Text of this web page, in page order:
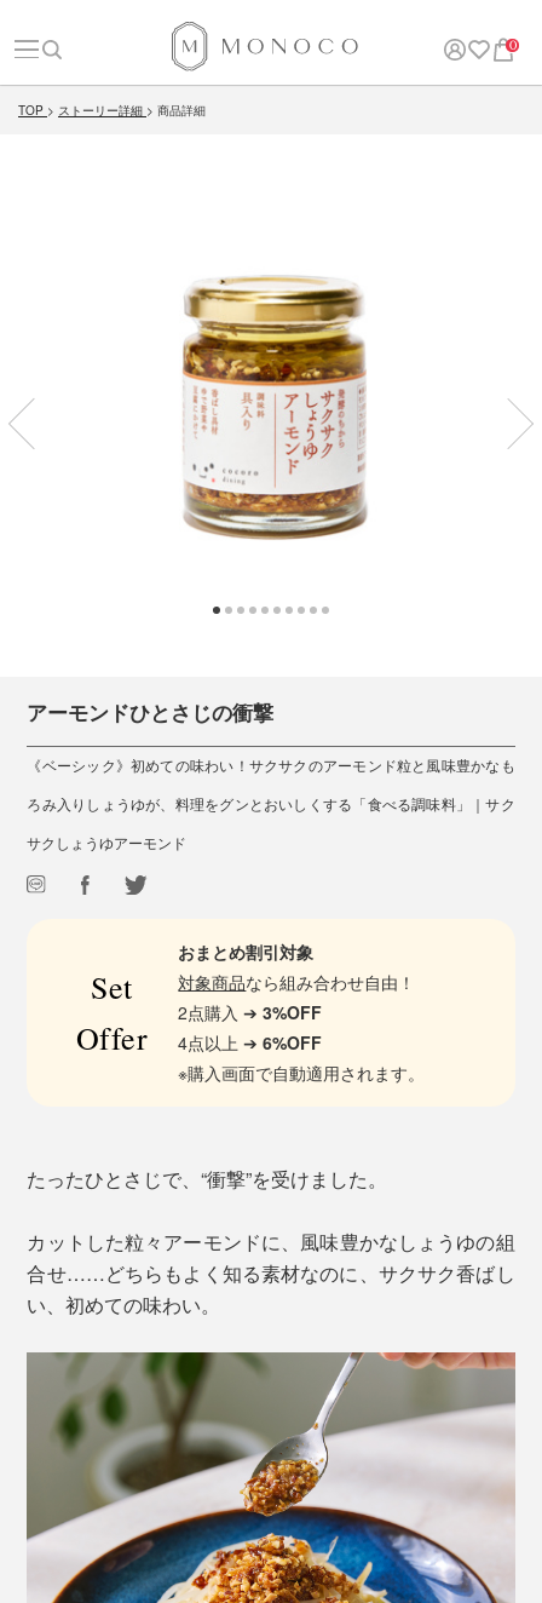
0
TOP ストーリー詳細 商品詳細
アーモンドひとさじの衝撃
《ベーシック》初めての味わい！サクサクのアーモンド粒と風味豊かなも
ろみ入りしょうゆが、料理をグンとおいしくする「食べる調味料」｜サク
サクしょうゆアーモンド
Set
Offer
おまとめ割引対象
対象商品なら組み合わせ自由！
2点購入 ➔3%OFF
4点以上 ➔6%OFF
※購入画面で自動適用されます。
たったひとさじで、“衝撃”を受けました。
カットした粒々アーモンドに、風味豊かなしょうゆの組
合せ……どちらもよく知る素材なのに、サクサク香ばし
い、初めての味わい。